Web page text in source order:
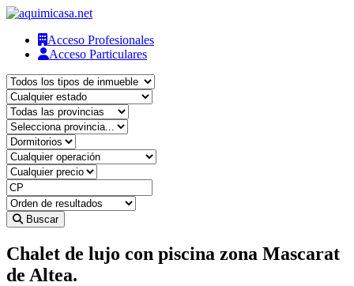
Acceso Profesionales
Acceso Particulares
Buscar
Chalet de lujo con piscina zona Mascarat
de Altea.